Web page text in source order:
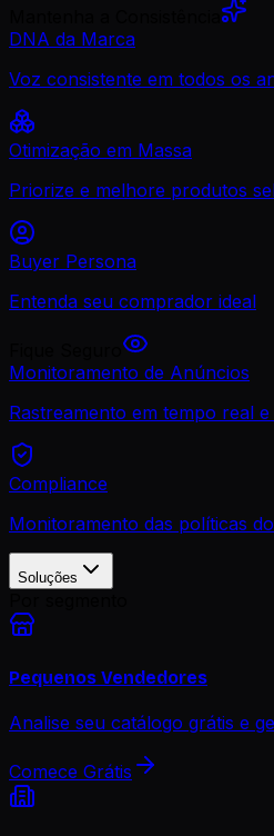
DNA da Marca
Voz consistente em todos os
Otimização em Massa
Priorize e melhore produtos
Buyer Persona
Entenda seu comprador ideal
Monitoramento de Anúncios
Rastreamento em tempo real
Compliance
Monitoramento das políticas
Soluções
Pequenos Vendedores
Analise seu catálogo grátis e
Comece Grátis